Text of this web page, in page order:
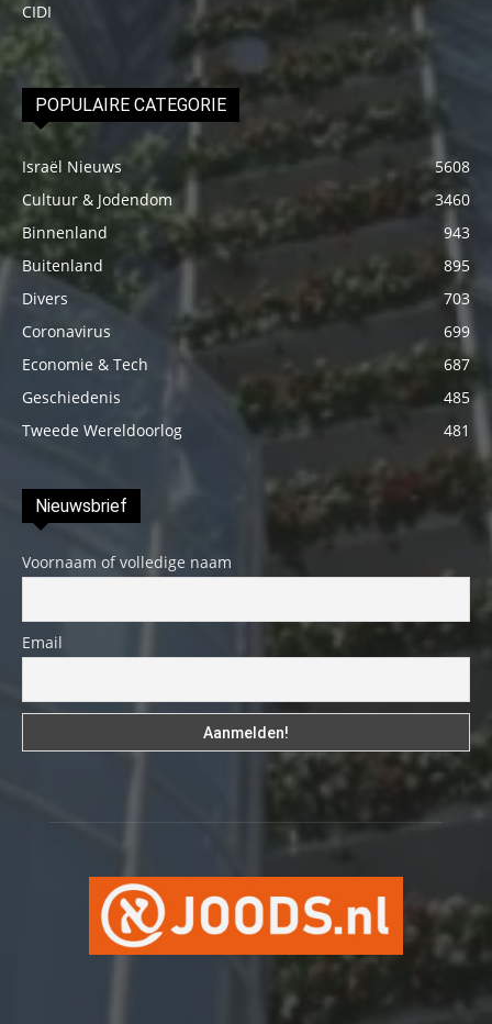
CIDI
POPULAIRE CATEGORIE
Israël Nieuws
5608
Cultuur & Jodendom
3460
Binnenland
943
Buitenland
895
Divers
703
Coronavirus
699
Economie & Tech
687
Geschiedenis
485
Tweede Wereldoorlog
481
Nieuwsbrief
Voornaam of volledige naam
Email